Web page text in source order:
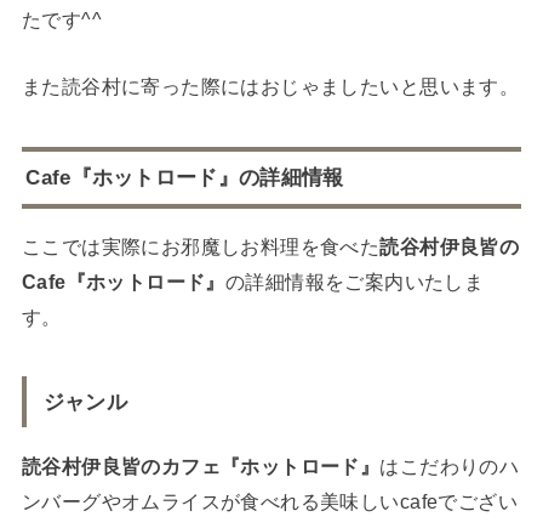
たです^^
また読谷村に寄った際にはおじゃましたいと思います。
Cafe『ホットロード』の詳細情報
ここでは実際にお邪魔しお料理を食べた読谷村伊良皆の
Cafe『ホットロード』 の詳細情報をご案内いたしま
す。
ジャンル
読谷村伊良皆のカフェ『ホットロード』 はこだわりのハ
ンバーグやオムライスが食べれる美味しいcafeでござい